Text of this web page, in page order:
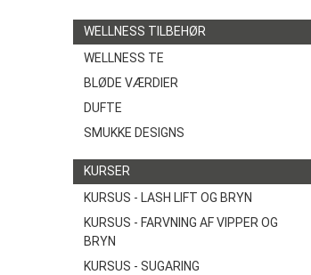
WELLNESS TILBEHØR
WELLNESS TE
BLØDE VÆRDIER
DUFTE
SMUKKE DESIGNS
KURSER
KURSUS - LASH LIFT OG BRYN
KURSUS - FARVNING AF VIPPER OG
BRYN
KURSUS - SUGARING